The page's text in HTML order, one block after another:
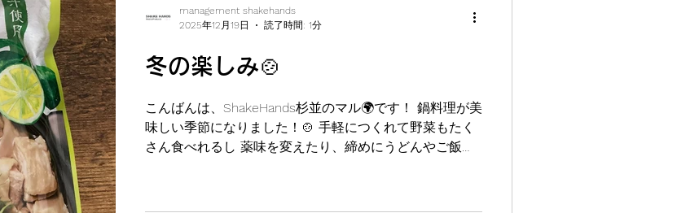
携等応援コンソーシアム） 公開日： 2026年5月4日
（月） 記事URL： https://noufuku.jp/news/info-
り組みをより多くの方に知っていただくきっかけとなれ
冬の楽しみ🍲
こんばんは、ShakeHands杉並のマル🌍です！ 鍋料理が美
味しい季節になりました！🍲 手軽につくれて野菜もたく
さん食べれるし 薬味を変えたり、締めにうどんやご飯を
management shakehands
2025年12月19日
読了時間: 1分